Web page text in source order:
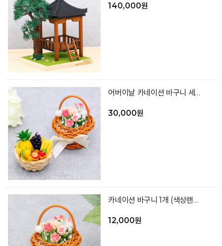
140,000원
어버이날 카네이션 바구니 세트 (카네이션바구니, 과일바구니)
30,000원
카네이션 바구니 1개 (색상랜덤)
12,000원